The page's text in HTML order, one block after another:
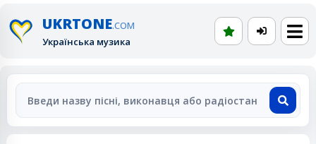
UKRTONE.COM
Українська музика